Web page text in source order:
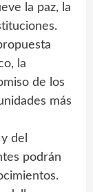
la paz, la
la
de los
más
del
podrán